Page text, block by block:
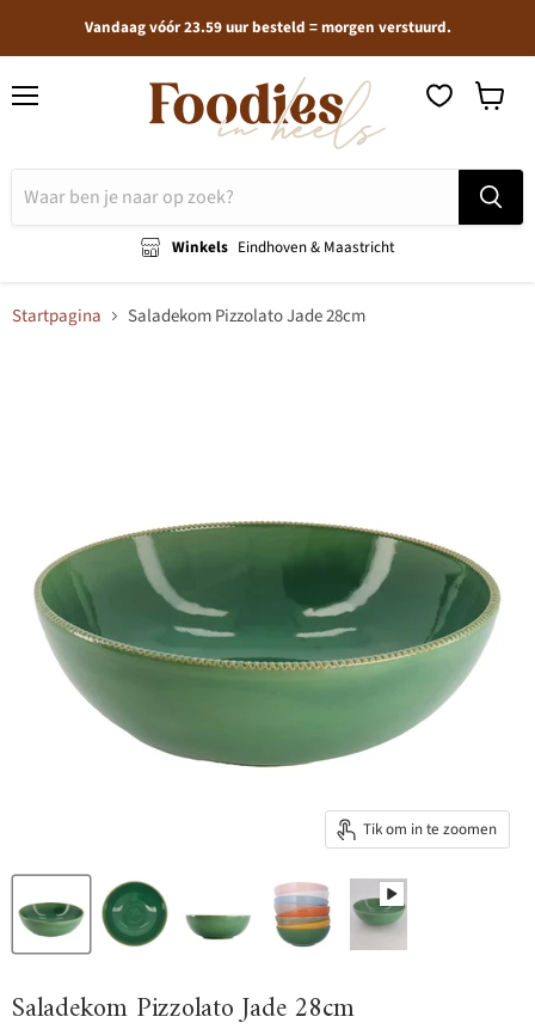
Vandaag vóór 23.59 uur besteld = morgen verstuurd.
Winkels Eindhoven & Maastricht
Startpagina Saladekom Pizzolato Jade 28cm
Tik om in te zoomen
Saladekom Pizzolato Jade 28cm